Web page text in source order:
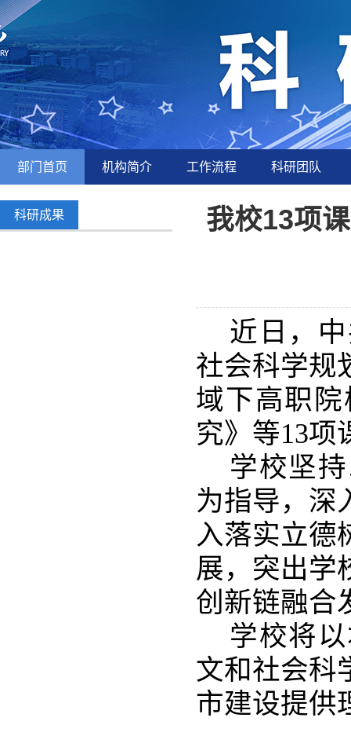
部门首页 机构简介 工作流程 科研团队
科研成果 我校13项
近日，
社会科学规
域下高职
究》等13项
学校坚
为指导，深
入落实立德
展，突出学
创新链融合
学校将
文和社会科
市建设提供